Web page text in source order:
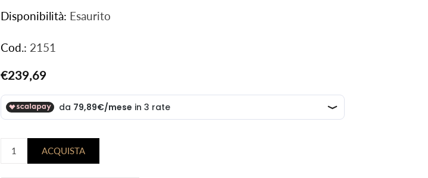
Disponibilità: Esaurito
Cod.: 2151
€239,69